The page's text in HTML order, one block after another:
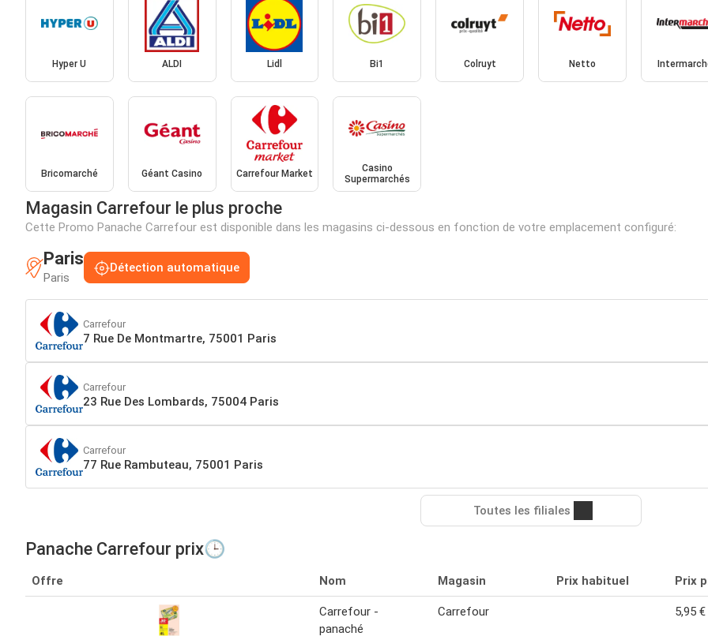
Hyper U ALDI Lidl Bi1 Colruyt Netto
Bricomarché Géant Casino Carrefour Market
Casino
Supermarchés
Magasin Carrefour le plus proche
Cette Promo Panache Carrefour est disponible dans les magasins ci-dessous en fonction de votre emplacement configuré:
Paris
Paris
Détection automatique
Carrefour
7 Rue De Montmartre, 75001 Paris
Carrefour
23 Rue Des Lombards, 75004 Paris
Carrefour
77 Rue Rambuteau, 75001 Paris
Toutes les filiales
Panache Carrefour prix🕒
Offre Nom Magasin Prix habituel Prix
Carrefour -
panaché
Carrefour 5,95 €